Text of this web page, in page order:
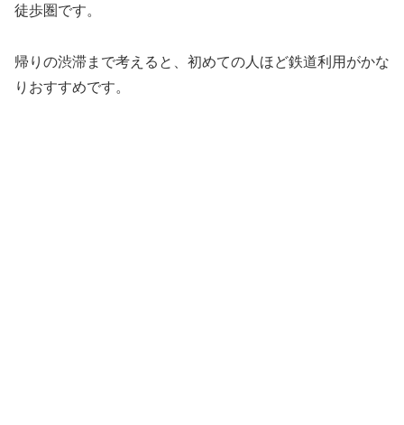
徒歩圏です。
帰りの渋滞まで考えると、初めての人ほど鉄道利用がかな
りおすすめです。